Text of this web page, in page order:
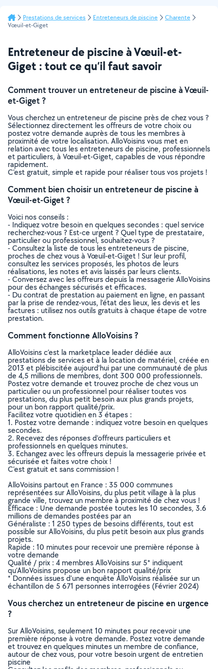
Prestations de services Entreteneurs de piscine
Charente
Vœuil-et-Giget
Entreteneur de piscine à Vœuil-et-
Giget : tout ce qu’il faut savoir
Comment trouver un entreteneur de piscine à Vœuil-
et-Giget ?
Vous cherchez un entreteneur de piscine près de chez vous ?
Sélectionnez directement les offreurs de votre choix ou
postez votre demande auprès de tous les membres à
proximité de votre localisation. AlloVoisins vous met en
relation avec tous les entreteneurs de piscine, professionnels
et particuliers, à Vœuil-et-Giget, capables de vous répondre
rapidement.
C’est gratuit, simple et rapide pour réaliser tous vos projets !
Comment bien choisir un entreteneur de piscine à
Vœuil-et-Giget ?
Voici nos conseils :
- Indiquez votre besoin en quelques secondes : quel service
recherchez-vous ? Est-ce urgent ? Quel type de prestataire,
particulier ou professionnel, souhaitez-vous ?
- Consultez la liste de tous les entreteneurs de piscine,
proches de chez vous à Vœuil-et-Giget ! Sur leur profil,
consultez les services proposés, les photos de leurs
réalisations, les notes et avis laissés par leurs clients.
- Conversez avec les offreurs depuis la messagerie AlloVoisins
pour des échanges sécurisés et efficaces.
- Du contrat de prestation au paiement en ligne, en passant
par la prise de rendez-vous, l’état des lieux, les devis et les
factures : utilisez nos outils gratuits à chaque étape de votre
prestation.
Comment fonctionne AlloVoisins ?
AlloVoisins c’est la marketplace leader dédiée aux
prestations de services et à la location de matériel, créée en
2013 et plébiscitée aujourd’hui par une communauté de plus
de 4,5 millions de membres, dont 300 000 professionnels.
Postez votre demande et trouvez proche de chez vous un
particulier ou un professionnel pour réaliser toutes vos
prestations, du plus petit besoin aux plus grands projets,
pour un bon rapport qualité/prix.
Facilitez votre quotidien en 3 étapes :
1. Postez votre demande : indiquez votre besoin en quelques
secondes.
2. Recevez des réponses d’offreurs particuliers et
professionnels en quelques minutes.
3. Echangez avec les offreurs depuis la messagerie privée et
sécurisée et faites votre choix !
C’est gratuit et sans commission !
AlloVoisins partout en France : 35 000 communes
représentées sur AlloVoisins, du plus petit village à la plus
grande ville, trouvez un membre à proximité de chez vous !
Efficace : Une demande postée toutes les 10 secondes, 3.6
millions de demandes postées par an
Généraliste : 1 250 types de besoins différents, tout est
possible sur AlloVoisins, du plus petit besoin aux plus grands
projets.
Rapide : 10 minutes pour recevoir une première réponse à
votre demande
Qualité / prix : 4 membres AlloVoisins sur 5* indiquent
qu’AlloVoisins propose un bon rapport qualité/prix
* Données issues d’une enquête AlloVoisins réalisée sur un
échantillon de 5 671 personnes interrogées (Février 2024)
Vous cherchez un entreteneur de piscine en urgence
?
Sur AlloVoisins, seulement 10 minutes pour recevoir une
première réponse à votre demande. Postez votre demande
et trouvez en quelques minutes un membre de confiance,
autour de chez vous, pour votre besoin urgent de entretien
piscine